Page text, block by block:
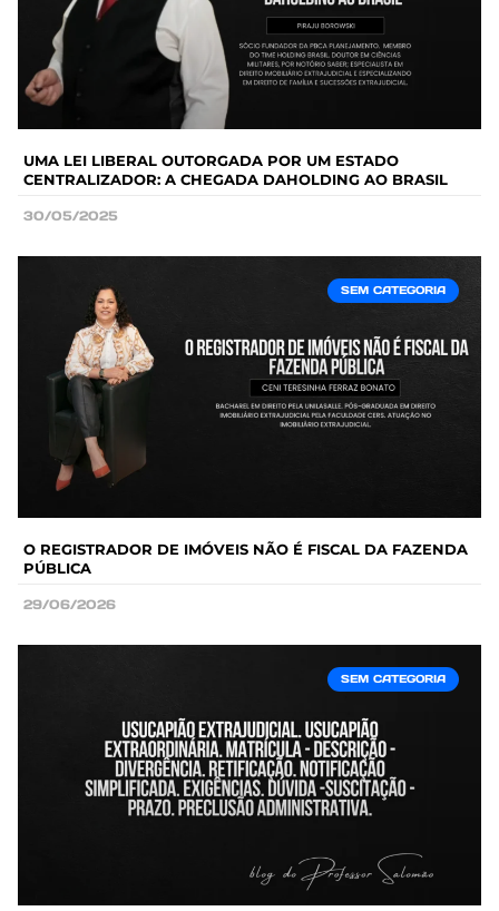
UMA LEI LIBERAL OUTORGADA POR UM ESTADO
CENTRALIZADOR: A CHEGADA DAHOLDING AO BRASIL
30/05/2025
SEM CATEGORIA
O REGISTRADOR DE IMÓVEIS NÃO É FISCAL DA FAZENDA
PÚBLICA
29/06/2026
SEM CATEGORIA